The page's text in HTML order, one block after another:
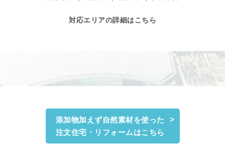
対応エリアの詳細はこちら
添加物加えず自然素材を使った
注文住宅・リフォームはこちら